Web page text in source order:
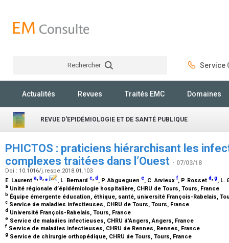
Rechercher Service
Actualités Revues Traités EMC Domaines
REVUE D'EPIDÉMIOLOGIE ET DE SANTÉ PUBLIQUE
PHICTOS : praticiens hiérarchisant les
complexes traitées dans l’Ouest - 07/03/18
Doi : 10.1016/j.respe.2018.01.103
E. Laurent a, b,⁎ , L. Bernard c,d , P. Abgueguen e, C. Arvieux f, P. Rosset d,g, L.
a Unité régionale d’épidémiologie hospitalière, CHRU de Tours, Tours, France
b Équipe émergente éducation, éthique, santé, université François-Rabelais,
c Service de maladies infectieuses, CHRU de Tours, Tours, France
d Université François-Rabelais, Tours, France
e Service de maladies infectieuses, CHRU d’Angers, Angers, France
f Service de maladies infectieuses, CHRU de Rennes, Rennes, France
g Service de chirurgie orthopédique, CHRU de Tours, Tours, France